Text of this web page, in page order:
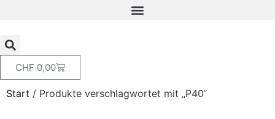
CHF 0,00
Start / Produkte verschlagwortet mit „P40“